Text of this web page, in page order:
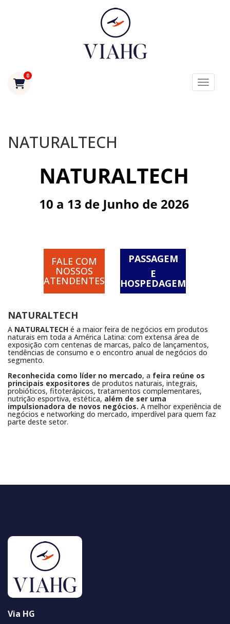
0
NATURALTECH
FALE COM
NOSSOS
ATENDENTES
PASSAGEM
E
HOSPEDAGEM
NATURALTECH
A NATURALTECH é a maior feira de negócios em produtos
naturais em toda a América Latina: com extensa área de
exposição com centenas de marcas, palco de lançamentos,
tendências de consumo e o encontro anual de negócios do
segmento.
Reconhecida como líder no mercado, a feira reúne os
principais expositores de produtos naturais, integrais,
probióticos, fitoterápicos, tratamentos complementares,
nutrição esportiva, estética, além de ser uma
impulsionadora de novos negócios. A melhor experiência de
negócios e networking do mercado, imperdível para quem faz
parte deste setor.
Via HG